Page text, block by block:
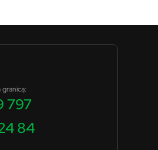
granicą:
797
84